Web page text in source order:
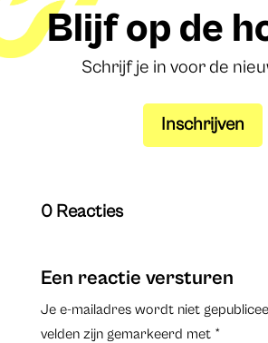
Blijf op de
Schrijf je in voor de
Inschrijven
0 Reacties
Een reactie versturen
Je e-mailadres wordt niet
velden zijn gemarkeerd met *